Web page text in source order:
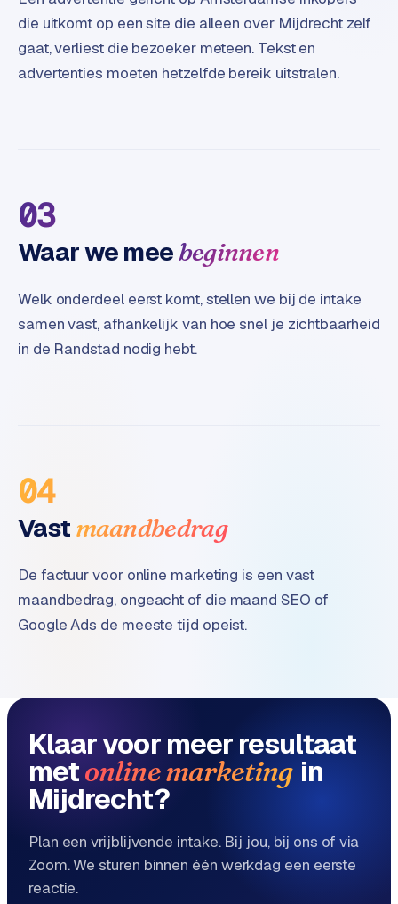
u
s
r
2
B
t
a
i
-
t
r
e
die uitkomt op een site die alleen over Mijdrecht zelf
gaat, verliest die bezoeker meteen. Tekst en
advertenties moeten hetzelfde bereik uitstralen.
03
Waar we meebeginnen
Welk onderdeel eerst komt, stellen we bij de intake
samen vast, afhankelijk van hoe snel je zichtbaarheid
in de Randstad nodig hebt.
04
Vast maandbedrag
De factuur voor online marketing is een vast
maandbedrag, ongeacht of die maand SEO of
Google Ads de meeste tijd opeist.
Klaar voor meer resultaat
metonline marketing in
Mijdrecht?
Plan een vrijblijvende intake. Bij jou, bij ons of via
Zoom. We sturen binnen één werkdag een eerste
reactie.